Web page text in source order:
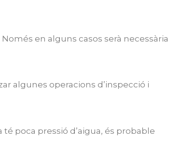
en alguns casos serà necessària
algunes operacions d’inspecció i
poca pressió d’aigua, és probable